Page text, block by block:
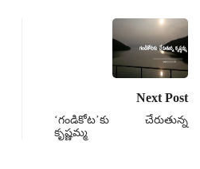
Next Post
‘గండికోట’కు చేరుతున్న
కృష్ణమ్మ